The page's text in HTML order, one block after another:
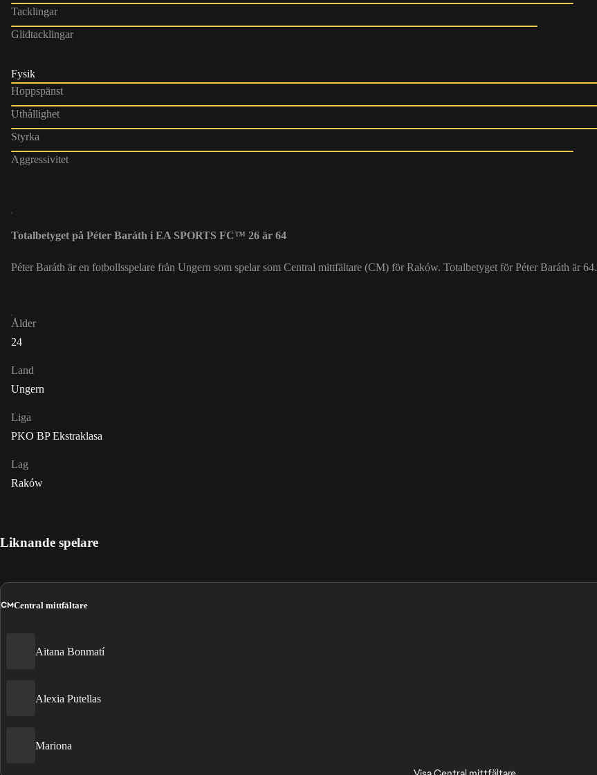
Tacklingar
Glidtacklingar
Fysik
Hoppspänst
Uthållighet
Styrka
Aggressivitet
Totalbetyget på Péter Baráth i EA SPORTS FC™ 26 är 64
Péter Baráth är en fotbollsspelare från Ungern som spelar som Central mittfältare (CM) för Raków. Totalbetyget för Péter Baráth är 64.
Ålder
24
Land
Ungern
Liga
PKO BP Ekstraklasa
Lag
Raków
Liknande spelare
CMCentral mittfältare
Aitana Bonmatí
Alexia Putellas
Mariona